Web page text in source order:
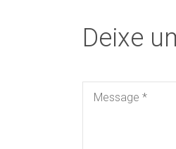
Deixe